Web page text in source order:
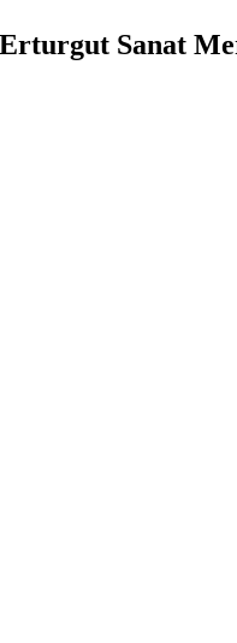
Erturgut Sanat